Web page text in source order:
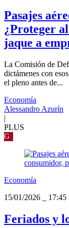
Pasajes
¿Proteger
jaque a
La Comisión de
dictámenes con
el pleno antes de...
Economía
Alessandro Azurín
|
PLUS
G
Economía
15/01/2026
17:45
Feriados y